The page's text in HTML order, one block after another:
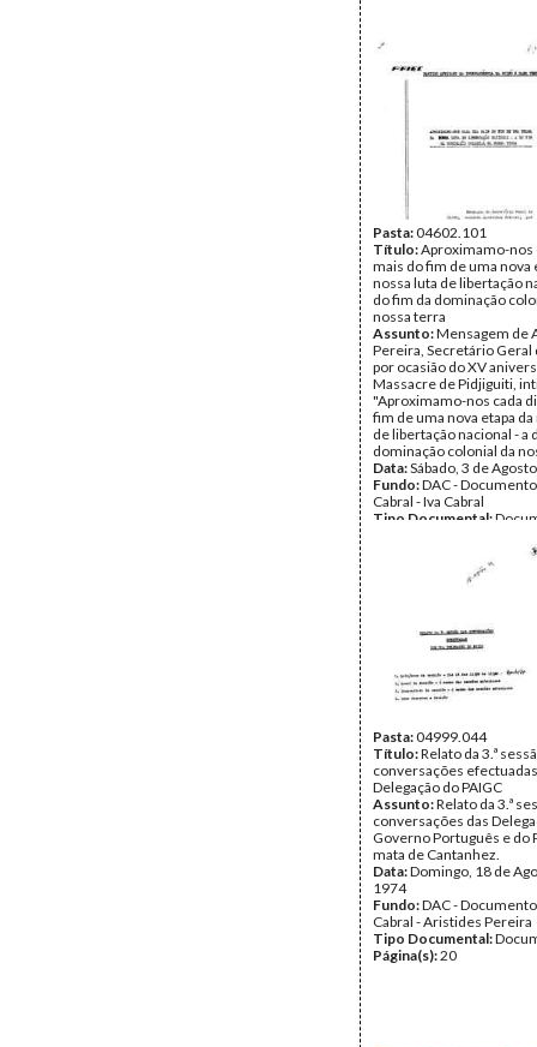
Pasta:04602.101
Título:Aproximamo-nos
mais do fim de uma nova
nossa luta de libertação
do fim da dominação
nossa terra
Assunto:Mensagem de
Pereira, Secretário Geral
por ocasião do XV
Massacre de Pidjiguiti,
"Aproximamo-nos cada
fim de uma nova etapa
de libertação nacional - a
dominação colonial da
Data:Sábado, 3 de
Fundo:DAC -
Cabral - Iva Cabral
Tipo Documental:
Pasta:04999.044
Título:Relato da 3.ª
conversações
Delegação do PAIGC
Assunto:Relato da 3.ª
conversações das
Governo Português e do
mata de Cantanhez.
Data:Domingo, 18 de
1974
Fundo:DAC -
Cabral - Aristides Pereira
Tipo Documental:
Página(s):20